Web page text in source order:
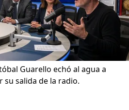
Guarello echó al agua a
su salida de la radio.